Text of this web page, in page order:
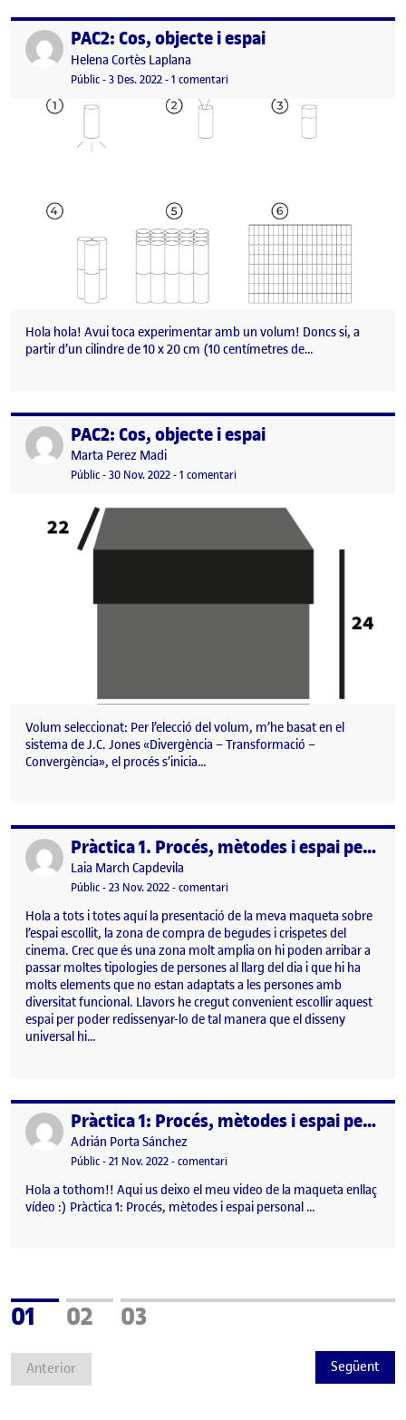
Publicat perPAC2: Cos, objecte i espai
Publicat per
Helena Cortès Laplana
Visibilitat:
Públic-Data de publicació
3 Des. 20223 desembre, 2022 5:46 pm
-1 comentaria PAC2: Cos, objecte i espai
Hola hola! Avui toca experimentar amb un volum! Doncs si, a
partir d’un cilindre de 10 x 20 cm (10 centímetres de…
Publicat perPAC2: Cos, objecte i espai
Publicat per
Marta Perez Madi
Visibilitat:
Públic-Data de publicació
30 Nov. 202230 novembre, 2022 4:16 pm
-1 comentaria PAC2: Cos, objecte i espai
Volum seleccionat: Per l’elecció del volum, m’he basat en el
sistema de J.C. Jones «Divergència – Transformació –
Convergència», el procés s’inicia…
Publicat per Pràctica 1. Procés, mètodes i espai personal
Publicat per
Laia March Capdevila
Visibilitat:
Públic-Data de publicació
23 Nov. 2022-comentariel Pràctica 1. Procés, mètodes i
Hola a tots i totes aquí la presentació de la meva maqueta sobre
l’espai escollit, la zona de compra de begudes i crispetes del
cinema. Crec que és una zona molt amplia on hi poden arribar a
passar moltes tipologies de persones al llarg del dia i que hi ha
molts elements que no estan adaptats a les persones amb
diversitat funcional. Llavors he cregut convenient escollir aquest
espai per poder redissenyar-lo de tal manera que el disseny
universal hi…
Publicat per Pràctica 1: Procés, mètodes i espai personal
Publicat per
Adrián Porta Sánchez
Visibilitat:
Públic-Data de publicació
21 Nov. 202222 novembre, 2022 12:08 am
-comentariel Pràctica 1: Procés, mètodes i espai
Hola a tothom!! Aqui us deixo el meu video de la maqueta enllaç
vídeo :) Pràctica 1: Procés, mètodes i espai personal …
Anterior
Pàgina
01 Pàgina
02 Pàgina
03
Següent